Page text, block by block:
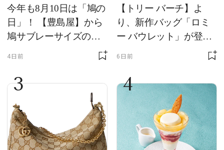
今年も8月10日は「鳩の
日」！ 【豊島屋】から
鳩サブレーサイズのポ
ーチ「はとっこ」を限
4日前
【トリー バーチ】よ
り、新作バッグ「ロミ
ー バウレット」が登
場！ デザイン性と収納
6日前
3 4